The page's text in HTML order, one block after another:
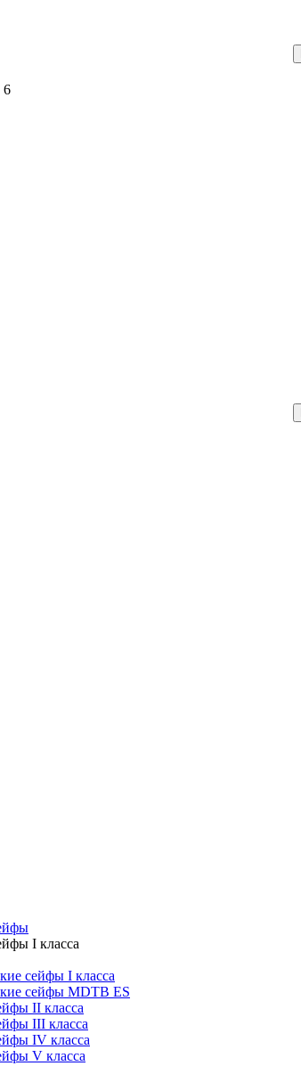
6
I класса
сейфы I класса
сейфы MDTB ES
II класса
III класса
IV класса
V класса